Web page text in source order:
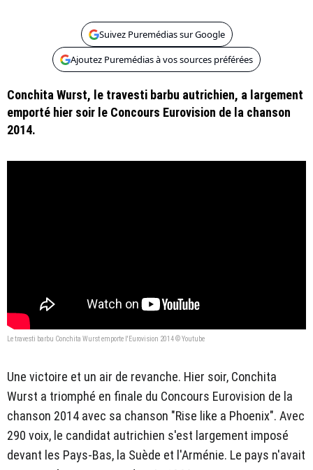
Suivez Puremédias sur Google
Ajoutez Puremédias à vos sources préférées
Conchita Wurst, le travesti barbu autrichien, a largement
emporté hier soir le Concours Eurovision de la chanson
2014.
Le travesti barbu Conchita Wurst emporte l'Eurovision 2014 © Youtube
Une victoire et un air de revanche. Hier soir, Conchita
Wurst a triomphé en finale du Concours Eurovision de la
chanson 2014 avec sa chanson "Rise like a Phoenix". Avec
290 voix, le candidat autrichien s'est largement imposé
devant les Pays-Bas, la Suède et l'Arménie. Le pays n'avait